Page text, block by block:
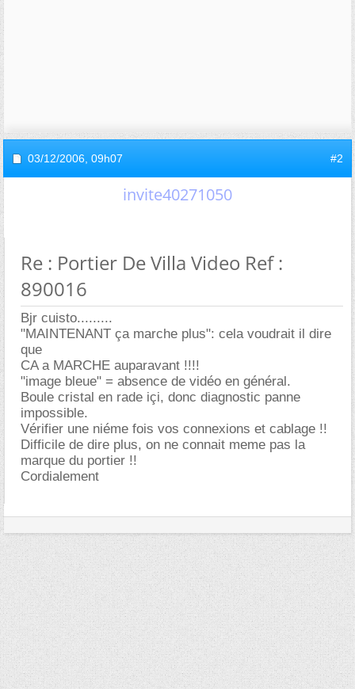
03/12/2006, 09h07 #2
invite40271050
Re : Portier De Villa Video Ref :
890016
Bjr cuisto.........
"MAINTENANT ça marche plus": cela voudrait il dire
que
CA a MARCHE auparavant !!!!
"image bleue" = absence de vidéo en général.
Boule cristal en rade içi, donc diagnostic panne
impossible.
Vérifier une niéme fois vos connexions et cablage !!
Difficile de dire plus, on ne connait meme pas la
marque du portier !!
Cordialement